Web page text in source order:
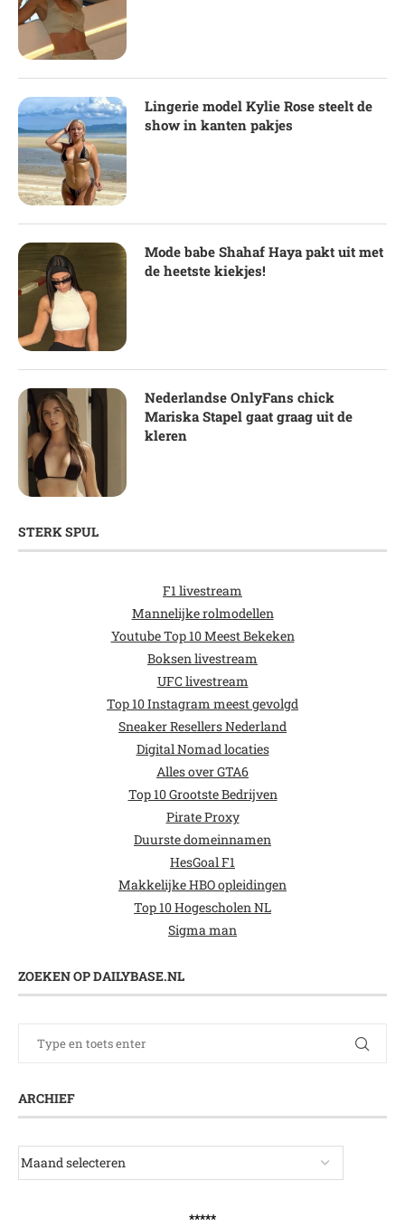
Lingerie model Kylie Rose steelt de
show in kanten pakjes
Mode babe Shahaf Haya pakt uit met
de heetste kiekjes!
Nederlandse OnlyFans chick
Mariska Stapel gaat graag uit de
kleren
STERK SPUL
F1 livestream
Mannelijke rolmodellen
Youtube Top 10 Meest Bekeken
Boksen livestream
UFC livestream
Top 10 Instagram meest gevolgd
Sneaker Resellers Nederland
Digital Nomad locaties
Alles over GTA6
Top 10 Grootste Bedrijven
Pirate Proxy
Duurste domeinnamen
HesGoal F1
Makkelijke HBO opleidingen
Top 10 Hogescholen NL
Sigma man
ZOEKEN OP DAILYBASE.NL
ARCHIEF
*****